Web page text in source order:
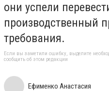
они успели
производственный
требования.
Если вы заметили ошибку, выделите
сообщить об этом редакции
Ефименко Анастасия